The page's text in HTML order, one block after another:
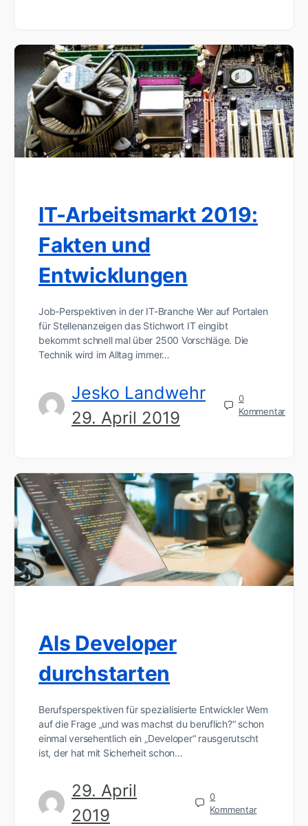
IT-Arbeitsmarkt 2019:
Fakten und
Entwicklungen
Job-Perspektiven in der IT-Branche Wer auf Portalen
für Stellenanzeigen das Stichwort IT eingibt
bekommt schnell mal über 2500 Vorschläge. Die
Technik wird im Alltag immer…
Jesko Landwehr
29. April 2019
0
Kommentar
Als Developer
durchstarten
Berufsperspektiven für spezialisierte Entwickler Wem
auf die Frage „und was machst du beruflich?“ schon
einmal versehentlich ein „Developer“ rausgerutscht
ist, der hat mit Sicherheit schon…
29. April
2019
0
Kommentar